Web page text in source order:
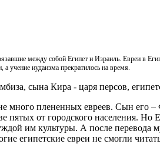
между собой Египет и Израиль. Евреи в
учение иудаизма прекратилось на время.
сына Кира - царя персов,
много плененных евреев. Сын его
пятых от городского населения.
им культуры. А после перевода
египетские евреи не смогли